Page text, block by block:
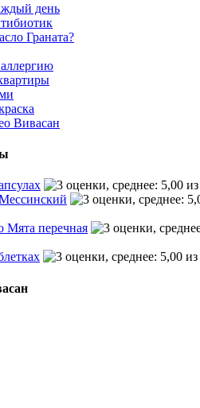
день
Граната?
Вивасан
Мята перечная